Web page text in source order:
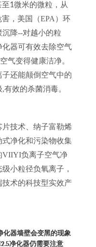
至1微米的微粒，从
，美国（EPA）环
降--对越小的粒
器可有效去除空气
气变得健康洁净。
还能颠倒空气中的
效的杀菌消毒。
技术、纳子富勒烯
净化和污染物收集
VIIYI负离子空气净
小粒径负氧离子，
术的科技型实效产
化器墙壁会变黑的现象
净化器仍需要注意